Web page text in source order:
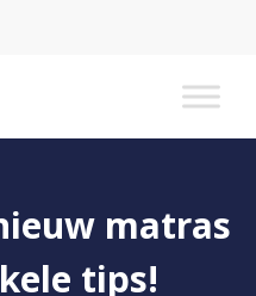
matras
tips!